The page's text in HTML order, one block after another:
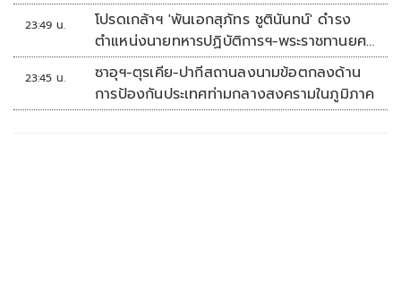
23:49 น.
โปรดเกล้าฯ 'พันเอกสุภัทร ชูตินันทน์' ดำรง
ตำแหน่งนายทหารปฏิบัติการฯ-พระราชทานยศ
'พลตรี'
23:45 น.
ซาอุฯ-ตุรเคีย-ปากีสถานลงนามข้อตกลงด้าน
การป้องกันประเทศท่ามกลางสงครามในภูมิภาค